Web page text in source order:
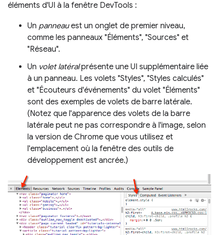
éléments d'UI à la fenêtre DevTools :
Un panneauest un onglet de premier niveau,
comme les panneaux "Éléments", "Sources" et
"Réseau".
Un volet latéralprésente une UI supplémentaire liée
à un panneau. Les volets "Styles", "Styles calculés"
et "Écouteurs d'événements" du volet "Éléments"
sont des exemples de volets de barre latérale.
(Notez que l'apparence des volets de la barre
latérale peut ne pas correspondre à l'image, selon
la version de Chrome que vous utilisez et
l'emplacement où la fenêtre des outils de
développement est ancrée.)